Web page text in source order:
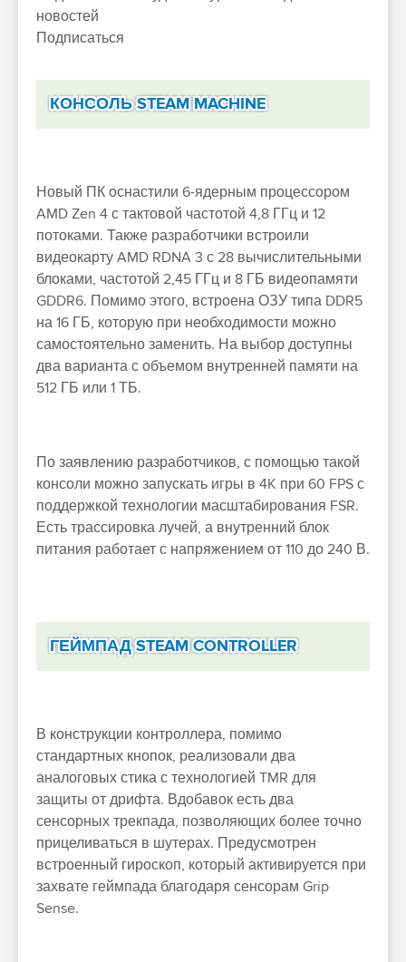
новостей
Подписаться
КОНСОЛЬ STEAM MACHINE
Новый ПК оснастили 6-ядерным процессором
AMD Zen 4 с тактовой частотой 4,8 ГГц и 12
потоками. Также разработчики встроили
видеокарту AMD RDNA 3 с 28 вычислительными
блоками, частотой 2,45 ГГц и 8 ГБ видеопамяти
GDDR6. Помимо этого, встроена ОЗУ типа DDR5
на 16 ГБ, которую при необходимости можно
самостоятельно заменить. На выбор доступны
два варианта с объемом внутренней памяти на
512 ГБ или 1 ТБ.
По заявлению разработчиков, с помощью такой
консоли можно запускать игры в 4K при 60 FPS с
поддержкой технологии масштабирования FSR.
Есть трассировка лучей, а внутренний блок
питания работает с напряжением от 110 до 240 В.
ГЕЙМПАД STEAM CONTROLLER
В конструкции контроллера, помимо
стандартных кнопок, реализовали два
аналоговых стика с технологией TMR для
защиты от дрифта. Вдобавок есть два
сенсорных трекпада, позволяющих более точно
прицеливаться в шутерах. Предусмотрен
встроенный гироскоп, который активируется при
захвате геймпада благодаря сенсорам Grip
Sense.​